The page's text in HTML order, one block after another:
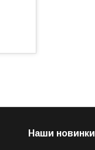
Наши новинки